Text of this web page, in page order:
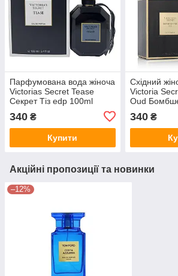
Парфумована вода жіноча
Victorias Secret Tease
Секрет Тіз edp 100ml
340 ₴
Купити
Східний
Victoria
Oud
340₴
Акційні пропозиції та новинки
–12%